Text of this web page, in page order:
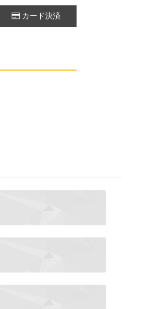
カード決済